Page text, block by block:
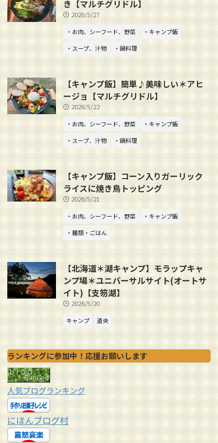
き【マルチグリドル】
2026/5/27
・お肉、シーフード、野菜
・キャンプ飯
・スープ、汁物
・鍋料理
【キャンプ飯】簡単♪美味しい＊アヒ
ージョ【マルチグリドル】
2026/5/22
・お肉、シーフード、野菜
・キャンプ飯
・スープ、汁物
・鍋料理
【キャンプ飯】コーン入りガーリック
ライスに焼き鳥トッピング
2026/5/21
・お肉、シーフード、野菜
・キャンプ飯
・麺類・ごはん
【北海道＊湖キャンプ】モラップキャ
ンプ場＊ユニバーサルサイト(オートサ
イト)【支笏湖】
2026/5/20
キャンプ 道央
ランキングに参加中！応援お願いします
人気ブログランキング
にほんブログ村